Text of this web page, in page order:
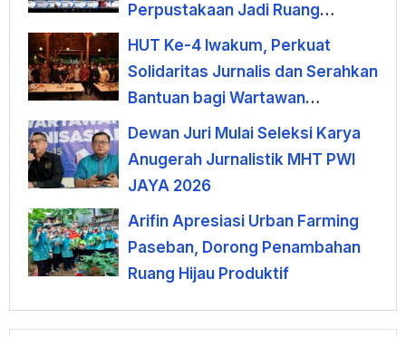
Perpustakaan Jadi Ruang
Pemberdayaan
HUT Ke-4 Iwakum, Perkuat
Solidaritas Jurnalis dan Serahkan
Bantuan bagi Wartawan
Terdampak PHK
Dewan Juri Mulai Seleksi Karya
Anugerah Jurnalistik MHT PWI
JAYA 2026
Arifin Apresiasi Urban Farming
Paseban, Dorong Penambahan
Ruang Hijau Produktif